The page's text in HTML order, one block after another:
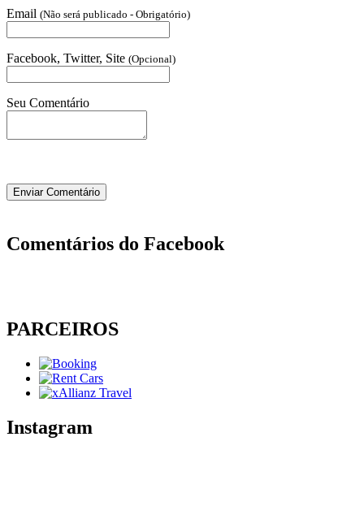
Email (Não será publicado - Obrigatório)
Facebook, Twitter, Site (Opcional)
Seu Comentário
Comentários do Facebook
PARCEIROS
Instagram